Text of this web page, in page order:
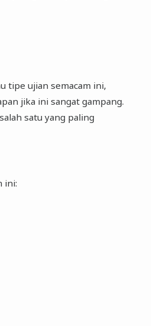
tipe ujian semacam ini,
jika ini sangat gampang.
satu yang paling
ini: